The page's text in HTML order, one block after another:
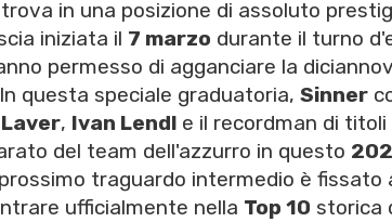
in una posizione di assoluto
iniziata il 7 marzo durante il turno
permesso di agganciare la
questa speciale graduatoria, Sinner
, Ivan Lendl e il recordman di titoli
del team dell'azzurro in questo
traguardo intermedio è fissato
ufficialmente nella Top 10 storica